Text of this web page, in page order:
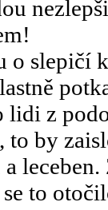
o slepičí
z
to by
to